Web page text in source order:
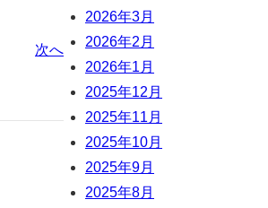
次へ
2026年3月
2026年2月
2026年1月
2025年12月
2025年11月
2025年10月
2025年9月
2025年8月